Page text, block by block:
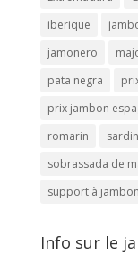
iberique
jamonero
pata negra
prix jambon
romarin
sobrassada de
support à jambon
Info sur le